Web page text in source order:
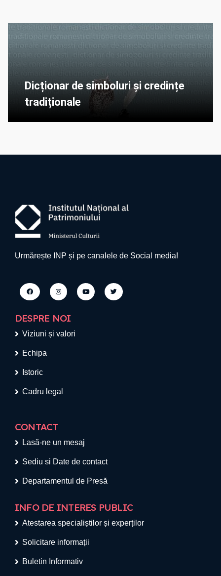
Dicționar de simboluri și credințe
tradiționale
Urmărește INP și pe canalele de Social media!
DESPRE NOI
Viziuni și valori
Echipa
Istoric
Cadru legal
CONTACT
Lasă-ne un mesaj
Sediu si Date de contact
Departamentul de Presă
INFO DE INTERES PUBLIC
Atestarea specialiștilor și experților
Solicitare informații
Buletin Informativ